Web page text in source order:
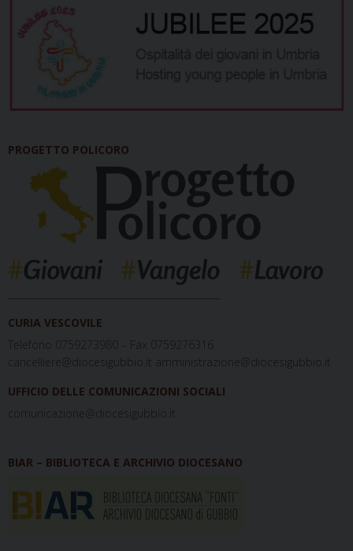
PROGETTO POLICORO
CURIA VESCOVILE
Telefono 0759273980 – Fax 0759276316
cancelliere@diocesigubbio.it amministrazione@diocesigubbio.it
UFFICIO DELLE COMUNICAZIONI SOCIALI
comunicazione@diocesigubbio.it
BIAR – BIBLIOTECA E ARCHIVIO DIOCESANO